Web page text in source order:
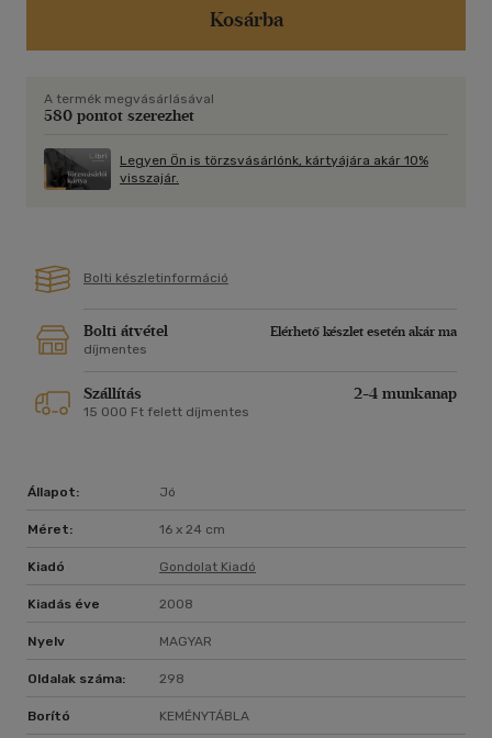
Kosárba
A termék megvásárlásával
580 pontot szerezhet
Legyen Ön is törzsvásárlónk, kártyájára akár 10%
visszajár.
Bolti készletinformáció
Bolti átvétel
Elérhető készlet esetén akár ma
díjmentes
Szállítás 2-4 munkanap
15 000 Ft felett díjmentes
Állapot: Jó
Méret: 16 x 24 cm
Kiadó Gondolat Kiadó
Kiadás éve 2008
Nyelv MAGYAR
Oldalak száma: 298
Borító KEMÉNYTÁBLA